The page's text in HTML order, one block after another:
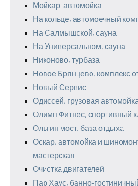
Мойкар, автомойка
На кольце, автомоечный
На Салмышской, сауна
На Универсальном, сауна
Никоново, турбаза
Новое Брянцево, комплекс
Новый Сервис
Одиссей, грузовая автомойка
Олимп Фитнес, спортивный
Ольгин мост, база отдыха
Оскар, автомойка и
мастерская
Очистка двигателей
Пар Хаус, банно-